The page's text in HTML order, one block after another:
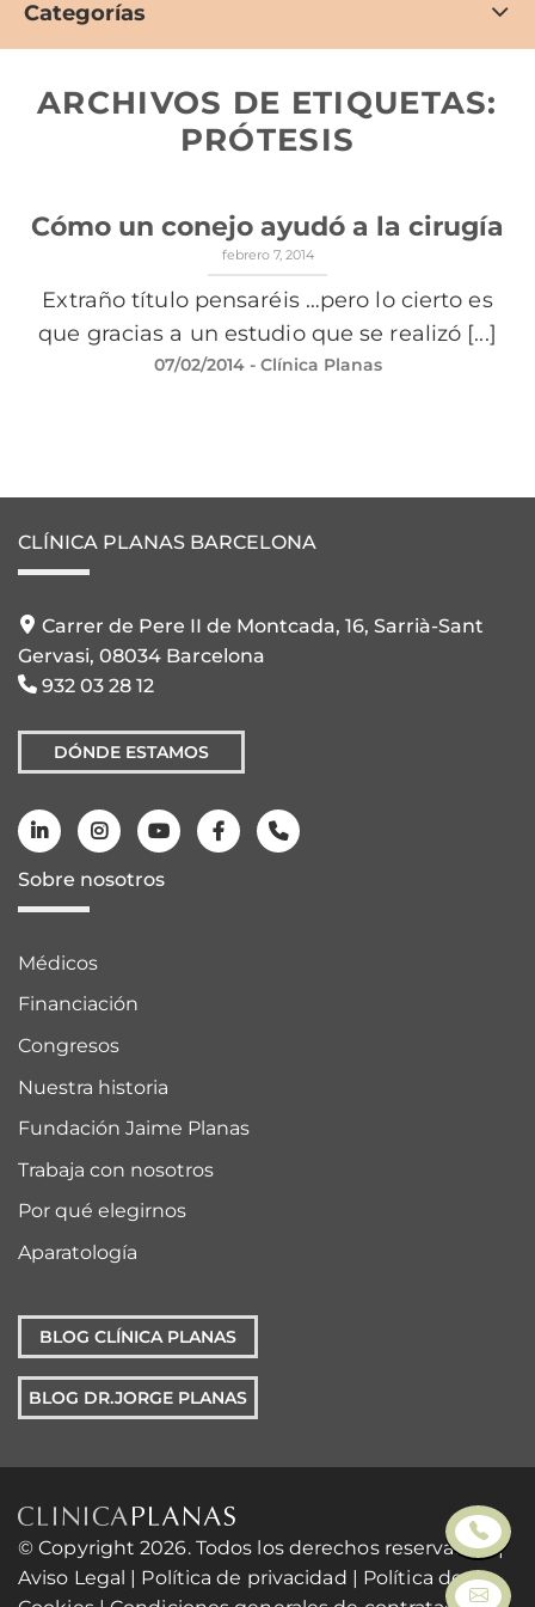
Categorías
ARCHIVOS DE ETIQUETAS:
PRÓTESIS
Cómo un conejo ayudó a la cirugía
febrero 7, 2014
Extraño título pensaréis …pero lo cierto es
que gracias a un estudio que se realizó [...]
07/02/2014- Clínica Planas
CLÍNICA PLANAS BARCELONA
Carrer de Pere II de Montcada, 16, Sarrià-Sant
Gervasi, 08034 Barcelona
932 03 28 12
DÓNDE ESTAMOS
Sobre nosotros
Médicos
Financiación
Congresos
Nuestra historia
Fundación Jaime Planas
Trabaja con nosotros
Por qué elegirnos
Aparatología
BLOG CLÍNICA PLANAS
BLOG DR.JORGE PLANAS
© Copyright 2026. Todos los derechos reservados. |
Aviso Legal | Política de privacidad | Política de